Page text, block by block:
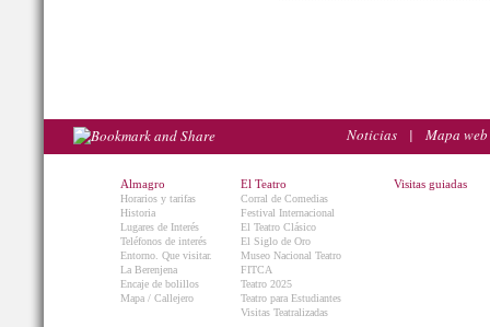
Noticias | Mapa web
Almagro
Horarios y tarifas
Historia
Lugares de Interés
Teléfonos de interés
Entorno. Que visitar.
La Berenjena
Encaje de bolillos
Mapa / Callejero
El Teatro
Corral de Comedias
Festival Internacional
El Teatro Clásico
El Siglo de Oro
Museo Nacional Teatro
FITCA
Teatro 2025
Teatro para Estudiantes
Visitas Teatralizadas
Visitas guiadas